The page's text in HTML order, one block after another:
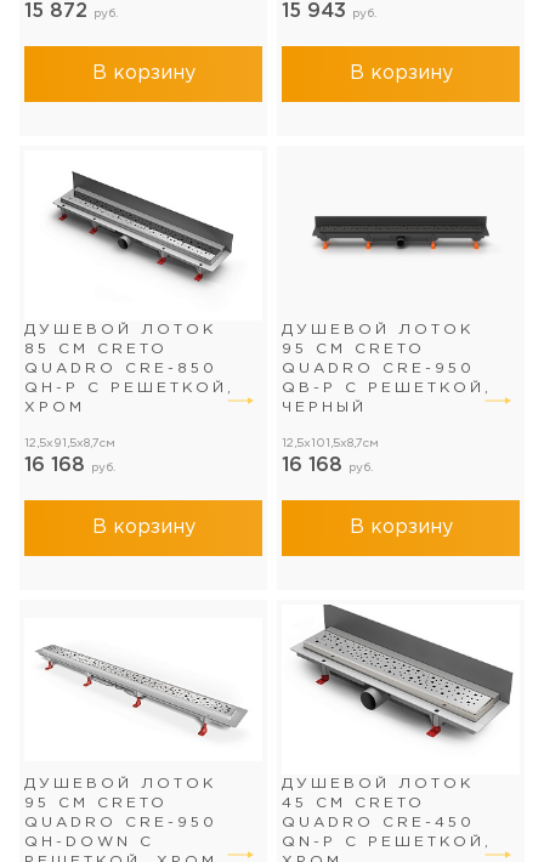
15 872 руб.
В корзину
15 943 руб.
В корзину
ДУШЕВОЙ ЛОТОК
85 СМ CRETO
QUADRO CRE-850
QH-P С РЕШЕТКОЙ,
ХРОМ
12,5x91,5x8,7см
16 168 руб.
В корзину
ДУШЕВОЙ ЛОТОК
95 СМ CRETO
QUADRO CRE-950
QB-P С РЕШЕТКОЙ,
ЧЕРНЫЙ
12,5x101,5x8,7см
16 168 руб.
В корзину
ДУШЕВОЙ ЛОТОК
95 СМ CRETO
QUADRO CRE-950
QH-DOWN С
ДУШЕВОЙ ЛОТОК
45 СМ CRETO
QUADRO CRE-450
QN-P С РЕШЕТКОЙ,